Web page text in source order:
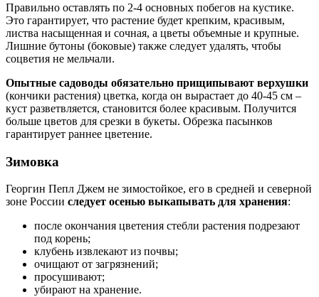
Правильно оставлять по 2-4 основных побегов на кустике.
Это гарантирует, что растение будет крепким, красивым,
листва насыщенная и сочная, а цветы объемные и крупные.
Лишние бутоны (боковые) также следует удалять, чтобы
соцветия не мельчали.
Опытные садоводы обязательно прищипывают верхушки
(кончики растения) цветка, когда он вырастает до 40-45 см –
куст разветвляется, становится более красивым. Получится
больше цветов для срезки в букеты. Обрезка пасынков
гарантирует раннее цветение.
Зимовка
Георгин Пепл Джем не зимостойкое, его в средней и северной
зоне России следует осенью выкапывать для хранения:
после окончания цветения стебли растения подрезают
под корень;
клубень извлекают из почвы;
очищают от загрязнений;
просушивают;
убирают на хранение.